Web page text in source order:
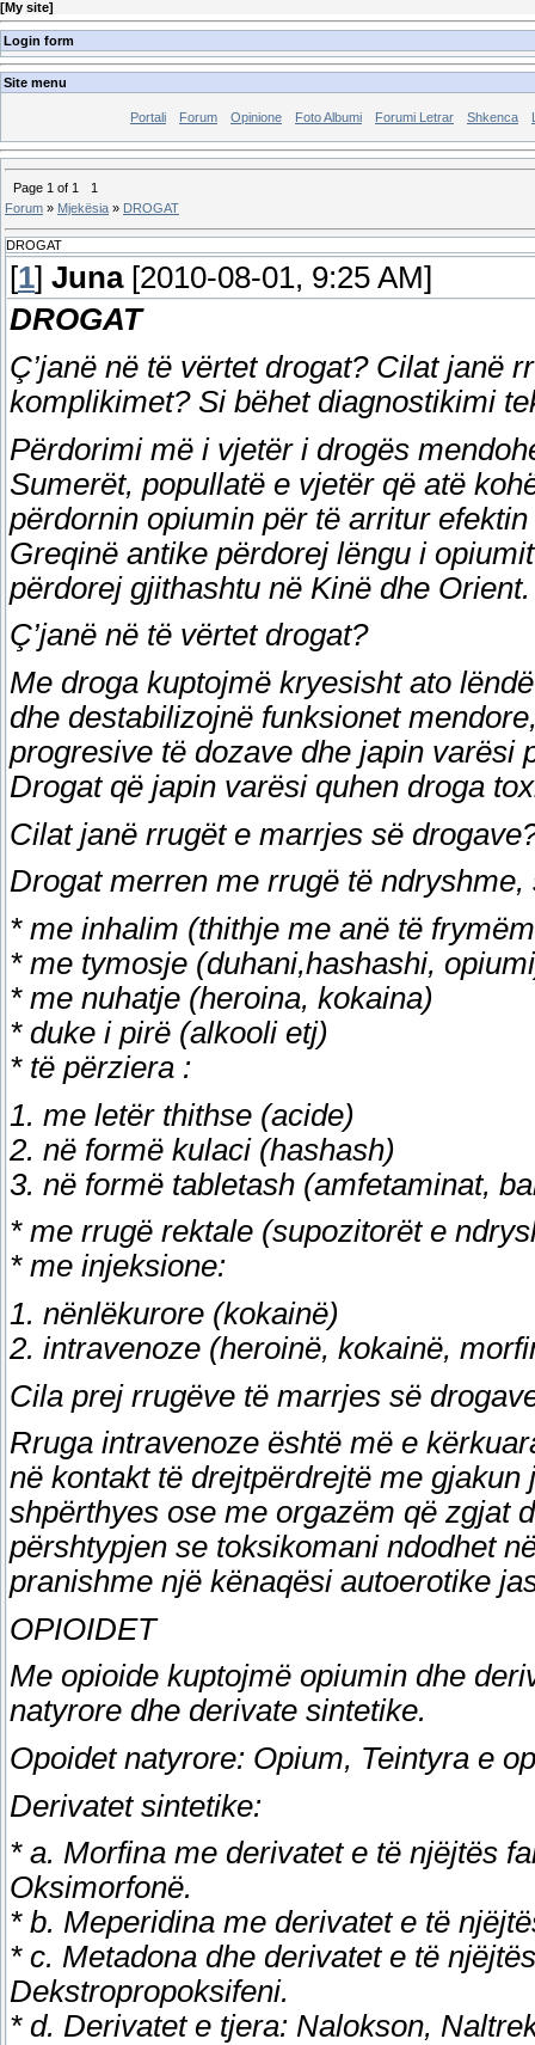
[My site]
Login form
Site menu
Portali Forum Opinione Foto Albumi Forumi Letrar Shkenca
Page 1 of 1
1
Forum » Mjekësia » DROGAT
DROGAT
[1] Juna[2010-08-01, 9:25 AM]
DROGAT
Ç’janë në të vërtet drogat? Cilat janë
komplikimet? Si bëhet diagnostikimi
Përdorimi më i vjetër i drogës
Sumerët, popullatë e vjetër që atë
përdornin opiumin për të arritur
Greqinë antike përdorej lëngu i
përdorej gjithashtu në Kinë dhe Orient.
Ç’janë në të vërtet drogat?
Me droga kuptojmë kryesisht ato
dhe destabilizojnë funksionet
progresive të dozave dhe japin varësi
Drogat që japin varësi quhen droga
Cilat janë rrugët e marrjes së
Drogat merren me rrugë të ndryshme,
* me inhalim (thithje me anë të
* me tymosje (duhani,hashashi,
* me nuhatje (heroina, kokaina)
* duke i pirë (alkooli etj)
* të përziera :
1. me letër thithse (acide)
2. në formë kulaci (hashash)
3. në formë tabletash (amfetaminat,
* me rrugë rektale (supozitorët e
* me injeksione:
1. nënlëkurore (kokainë)
2. intravenoze (heroinë, kokainë,
Cila prej rrugëve të marrjes së
Rruga intravenoze është më e
në kontakt të drejtpërdrejtë me
shpërthyes ose me orgazëm që zgjat
përshtypjen se toksikomani ndodhet
pranishme një kënaqësi autoerotike
OPIOIDET
Me opioide kuptojmë opiumin dhe
natyrore dhe derivate sintetike.
Opoidet natyrore: Opium, Teintyra e
Derivatet sintetike:
* a. Morfina me derivatet e të njëjtës
Oksimorfonë.
* b. Meperidina me derivatet e të
* c. Metadona dhe derivatet e të
Dekstropropoksifeni.
* d. Derivatet e tjera: Nalokson,